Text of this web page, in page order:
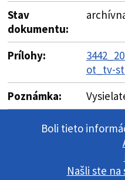
Stav
dokumentu:
Prílohy:
ot_tv-
Poznámka:
Boli tieto
Našli ste